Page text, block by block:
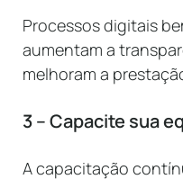
Processos digitais
aumentam a
melhoram a
3 – Capacite sua
A capacitação